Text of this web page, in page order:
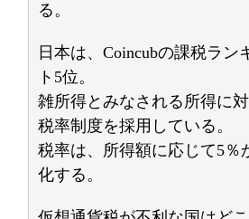
る。
日本は、Coincubの課税ラン
ト5位。
雑所得とみなされる所得に
税率制度を採用している。
税率は、所得額に応じて5％
化する。